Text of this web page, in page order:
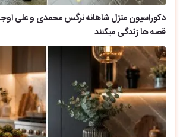
دکوراسیون منزل شاهانه نرگس محمدی و علی
قصه ها زندگی میکنند